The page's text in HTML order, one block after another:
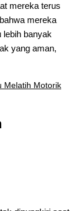
mereka terus
mereka
lebih banyak
yang aman,
Melatih Motorik